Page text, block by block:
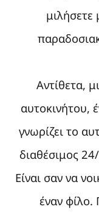
Αντίθετα,
αυτοκινήτου,
γνωρίζει το
διαθέσιμος
Είναι σαν να
έναν φίλο.